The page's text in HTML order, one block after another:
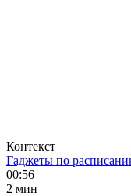
Контекст
Гаджеты по
00:56
2 мин